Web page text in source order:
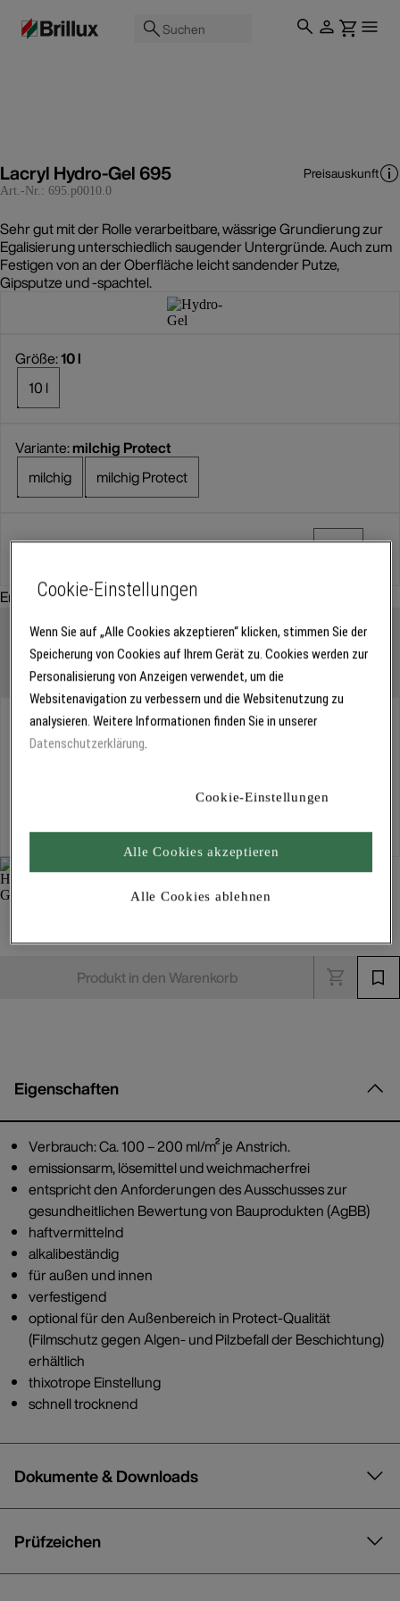
Suchen
Lacryl Hydro-Gel 695
Art.-Nr.: 695.p0010.0
Preisauskunft
Sehr gut mit der Rolle verarbeitbare, wässrige Grundierung zur
Egalisierung unterschiedlich saugender Untergründe. Auch zum
Festigen von an der Oberfläche leicht sandender Putze,
Gipsputze und -spachtel.
Größe:10 l
10 l
Variante:milchig Protect
milchig
milchig Protect
Set-Artikel
Empfohlenes Zubehör:
Abholung
Für Verfügbarkeiten bitte
Für Lieferzeiten bitteanmelden
Produkt in den Warenkorb
Eigenschaften
Verbrauch: Ca. 100 – 200 ml/m² je Anstrich.
emissionsarm, lösemittel und weichmacherfrei
entspricht den Anforderungen des Ausschusses zur
gesundheitlichen Bewertung von Bauprodukten (AgBB)
haftvermittelnd
alkalibeständig
für außen und innen
verfestigend
optional für den Außenbereich in Protect-Qualität
(Filmschutz gegen Algen- und Pilzbefall der Beschichtung)
erhältlich
thixotrope Einstellung
schnell trocknend
Dokumente & Downloads
Prüfzeichen
Cookie-Einstellungen
Wenn Sie auf „Alle Cookies akzeptieren“ klicken, stimmen Sie der
Speicherung von Cookies auf Ihrem Gerät zu. Cookies werden zur
Personalisierung von Anzeigen verwendet, um die
Websitenavigation zu verbessern und die Websitenutzung zu
analysieren. Weitere Informationen finden Sie in unserer
Datenschutzerklärung.
Cookie-Einstellungen
Alle Cookies ablehnen
Alle Cookies akzeptieren